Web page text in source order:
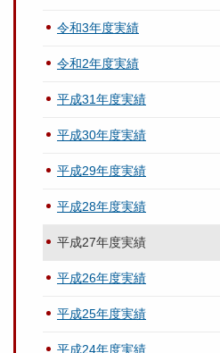
令和3年度実績
令和2年度実績
平成31年度実績
平成30年度実績
平成29年度実績
平成28年度実績
平成27年度実績
平成26年度実績
平成25年度実績
平成24年度実績